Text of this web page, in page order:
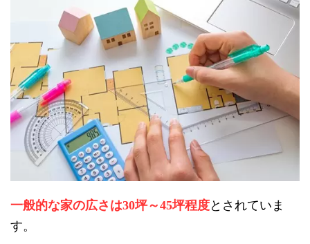
一般的な家の広さは30坪～45坪程度とされていま
す。